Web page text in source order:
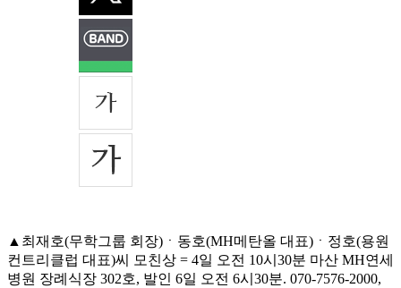
▲최재호(무학그룹 회장)ㆍ동호(MH메탄올 대표)ㆍ정호(용원
컨트리클럽 대표)씨 모친상 = 4일 오전 10시30분 마산 MH연세
병원 장례식장 302호, 발인 6일 오전 6시30분. 070-7576-2000,